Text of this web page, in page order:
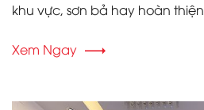
khu vực, sơn bả hay hoàn thiện
Xem Ngay